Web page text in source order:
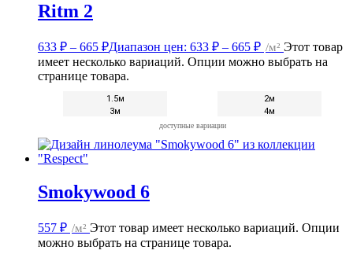
Ritm 2
633 ₽ – 665 ₽Диапазон цен: 633 ₽ – 665 ₽ /м² Этот товар
имеет несколько вариаций. Опции можно выбрать на
странице товара.
1.5м
2м
3м
4м
доступные вариации
Smokywood 6
557 ₽ /м² Этот товар имеет несколько вариаций. Опции
можно выбрать на странице товара.